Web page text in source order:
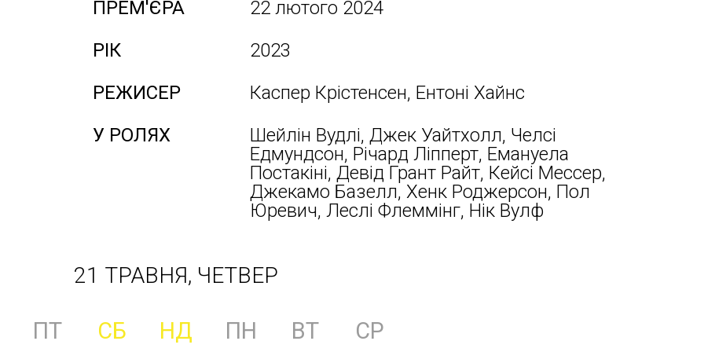
ПРЕМ'ЄРА
22 лютого 2024
РІК
2023
РЕЖИСЕР
Каспер Крістенсен, Ентоні Хайнс
У РОЛЯХ
Шейлін Вудлі, Джек Уайтхолл, Челсі
Едмундсон, Річард Ліпперт, Емануела
Постакіні, Девід Грант Райт, Кейсі Мессер,
Джекамо Базелл, Хенк Роджерсон, Пол
Юревич, Леслі Флеммінг, Нік Вулф
21 ТРАВНЯ, ЧЕТВЕР
ПТ СБ НД ПН ВТ СР